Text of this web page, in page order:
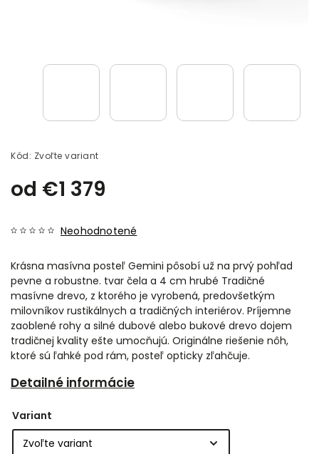
Kód: Zvoľte variant
od €1 379
Neohodnotené
Krásna masívna posteľ Gemini pôsobí už na prvý pohľad
pevne a robustne. tvar čela a 4 cm hrubé Tradičné
masívne drevo, z ktorého je vyrobená, predovšetkým
milovníkov rustikálnych a tradičných interiérov. Príjemne
zaoblené rohy a silné dubové alebo bukové drevo dojem
tradičnej kvality ešte umocňujú. Originálne riešenie nôh,
ktoré sú ľahké pod rám, posteľ opticky zľahčuje.
Detailné informácie
Variant